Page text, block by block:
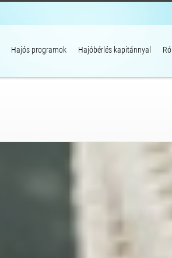
Hajós programok Hajóbérlés kapitánnyal